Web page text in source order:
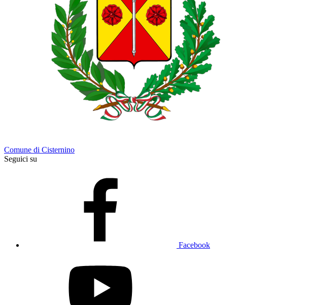
Comune di Cisternino
Seguici su
Facebook